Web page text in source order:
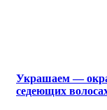
Украшаем —
седеющих